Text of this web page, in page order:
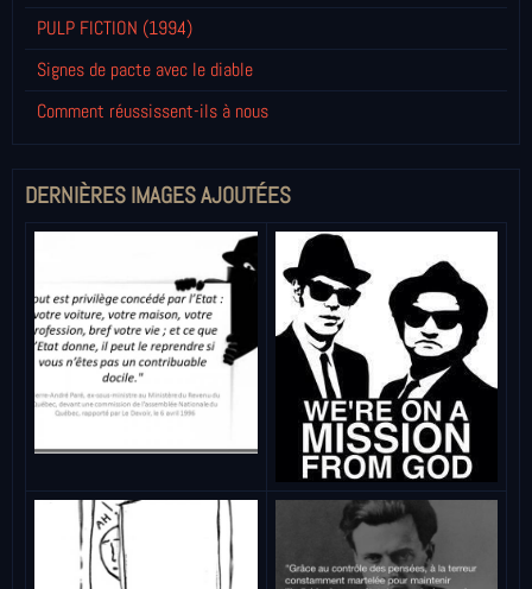
PULP FICTION (1994)
Signes de pacte avec le diable
Comment réussissent-ils à nous
DERNIÈRES IMAGES AJOUTÉES